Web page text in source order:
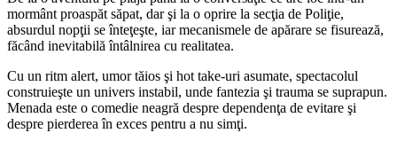
mormânt proaspăt săpat, dar şi la o oprire la secţia de Poliţie,
absurdul nopţii se înteţeşte, iar mecanismele de apărare se fisurează,
făcând inevitabilă întâlnirea cu realitatea.
Cu un ritm alert, umor tăios şi hot take-uri asumate, spectacolul
construieşte un univers instabil, unde fantezia şi trauma se suprapun.
Menada este o comedie neagră despre dependenţa de evitare şi
despre pierderea în exces pentru a nu simţi.